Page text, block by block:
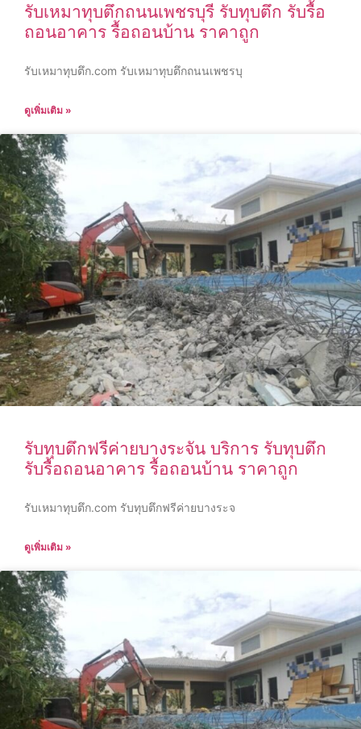
รับเหมาทุบตึกถนนเพชรบุรี รับทุบตึก รับรื้อ
ถอนอาคาร รื้อถอนบ้าน ราคาถูก
รับเหมาทุบตึก.com รับเหมาทุบตึกถนนเพชรบุ
ดูเพิ่มเติม »
รับทุบตึกฟรีค่ายบางระจัน บริการ รับทุบตึก
รับรื้อถอนอาคาร รื้อถอนบ้าน ราคาถูก
รับเหมาทุบตึก.com รับทุบตึกฟรีค่ายบางระจ
ดูเพิ่มเติม »